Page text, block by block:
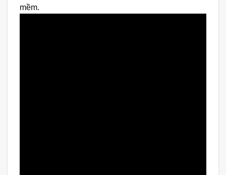
mềm.